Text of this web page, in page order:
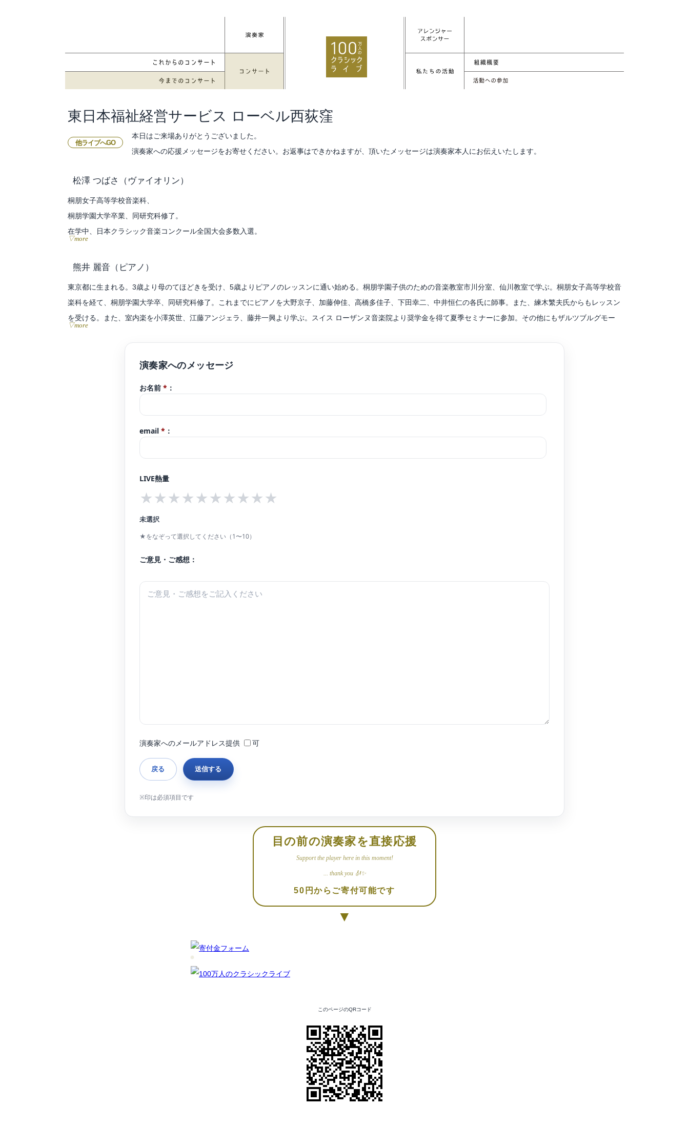
東日本福祉経営サービス ローベル西荻窪
他ライブへGO
本日はご来場ありがとうございました。
演奏家への応援メッセージをお寄せください。お返事はできかねますが、頂いたメッセージは演奏家本人にお伝えいたします。
松澤 つばさ （ヴァイオリン）
桐朋女子高等学校音楽科、
桐朋学園大学卒業、同研究科修了。
在学中、日本クラシック音楽コンクール全国大会多数入選。
講。
など、多岐に渡り活動中。
また、幼児から大人まで、後進の指導にもあたっている。
▽more
熊井 麗音 （ピアノ）
東京都に生まれる。3歳より母のてほどきを受け、5歳よりピアノのレッスンに通い始める。桐朋学園子供のための音楽教室市川分室、仙川教室で学ぶ。桐朋女子高等学校音
楽科を経て、桐朋学園大学卒、同研究科修了。これまでにピアノを大野京子、加藤伸佳、高橋多佳子、下田幸二、中井恒仁の各氏に師事。また、練木繁夫氏からもレッスン
を受ける。また、室内楽を小澤英世、江藤アンジェラ、藤井一興より学ぶ。スイス ローザンヌ音楽院より奨学金を得て夏季セミナーに参加。その他にもザルツブルグモー
ジャポンエリアコンサート、 台場メモリアルツリー点灯式、松屋銀座ファッションウィーク、丸ビル、oazo、ブリックスクエア、新宿駅西口広場、横浜ベイブリッジ、横
『Rusing Sun』音楽メンバー。被災地でのボランティアコンサート、東京でのチャリティコンサートに出演している。
▽more
お名前 * ：
email * ：
LIVE熱量
★★★★★★★★★★
未選択
★をなぞって選択してください（1〜10）
ご意見・ご感想：
演奏家へのメールアドレス提供 可
目の前の演奏家を直接応援
Support the player here in this moment!
... thank you 🎻✨
50円からご寄付可能です
▼
このページのQRコード